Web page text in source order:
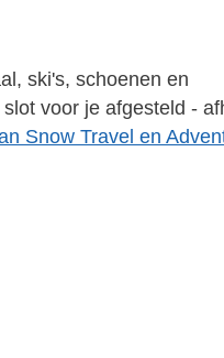
ski's, schoenen en
voor je afgesteld -
Snow Travel en